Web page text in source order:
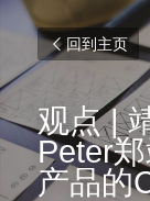
回到主页
观点 |
Peter
产品的